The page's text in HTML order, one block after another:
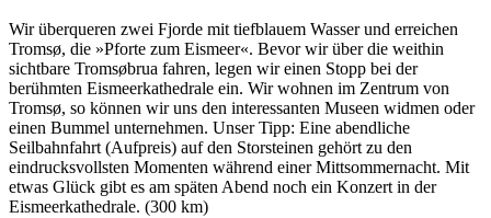
Wir überqueren zwei Fjorde mit tiefblauem Wasser und erreichen
Tromsø, die »Pforte zum Eismeer«. Bevor wir über die weithin
sichtbare Tromsøbrua fahren, legen wir einen Stopp bei der
berühmten Eismeerkathedrale ein. Wir wohnen im Zentrum von
Tromsø, so können wir uns den interessanten Museen widmen oder
einen Bummel unternehmen. Unser Tipp: Eine abendliche
Seilbahnfahrt (Aufpreis) auf den Storsteinen gehört zu den
eindrucksvollsten Momenten während einer Mittsommernacht. Mit
etwas Glück gibt es am späten Abend noch ein Konzert in der
Eismeerkathedrale. (300 km)